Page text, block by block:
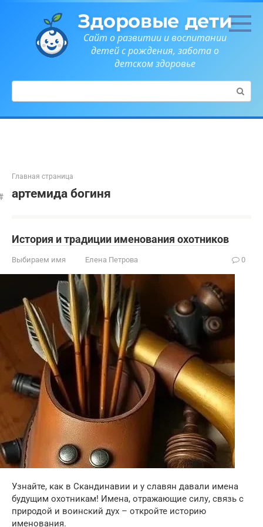
Здоровые дети
Сайт о развитии и воспитании
детей с рождения, забота о
детском здоровье
Поиск:
Главная страница
артемида богиня
История и традиции именования охотников
Выбираем имя Елена Петрова 0
Узнайте, как в Скандинавии и у славян давали имена
будущим охотникам! Имена, отражающие силу, связь с
природой и воинский дух – откройте историю
именования.